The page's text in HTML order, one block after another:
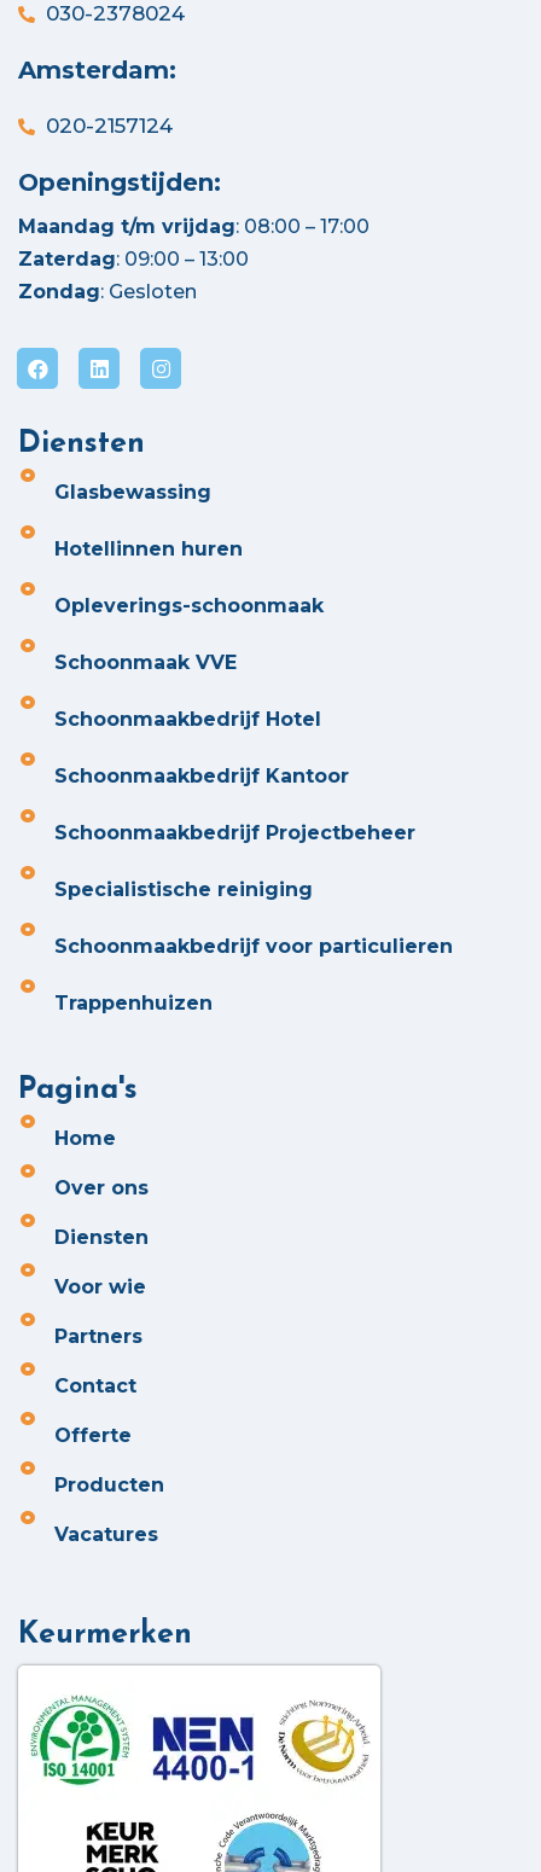
030-2378024
Amsterdam:
020-2157124
Openingstijden:
Maandag t/m vrijdag: 08:00 – 17:00
Zaterdag: 09:00 – 13:00
Zondag: Gesloten
Diensten
Glasbewassing
Hotellinnen huren
Opleverings-schoonmaak
Schoonmaak VVE
Schoonmaakbedrijf Hotel
Schoonmaakbedrijf Kantoor
Schoonmaakbedrijf Projectbeheer
Specialistische reiniging
Schoonmaakbedrijf voor particulieren
Trappenhuizen
Pagina's
Home
Over ons
Diensten
Voor wie
Partners
Contact
Offerte
Producten
Vacatures
Keurmerken